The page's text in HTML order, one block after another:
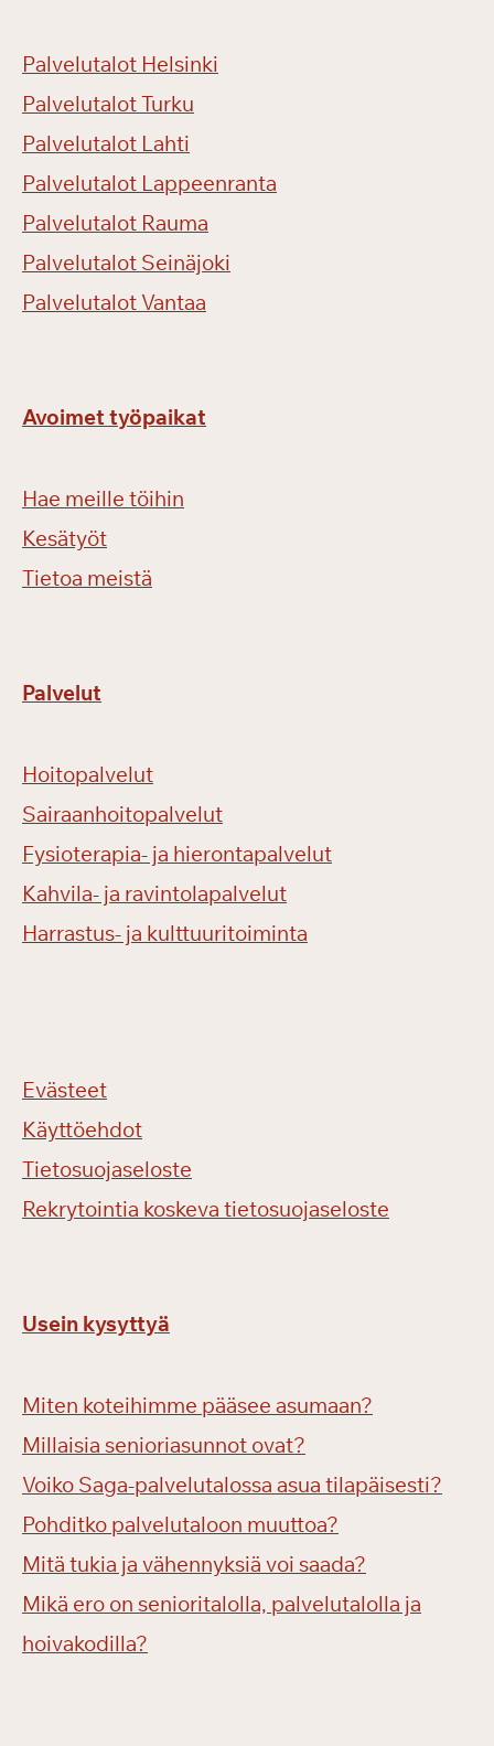
Palvelutalot Helsinki
Palvelutalot Turku
Palvelutalot Lahti
Palvelutalot Lappeenranta
Palvelutalot Rauma
Palvelutalot Seinäjoki
Palvelutalot Vantaa
Avoimet työpaikat
Hae meille töihin
Kesätyöt
Tietoa meistä
Palvelut
Hoitopalvelut
Sairaanhoitopalvelut
Fysioterapia- ja hierontapalvelut
Kahvila- ja ravintolapalvelut
Harrastus- ja kulttuuritoiminta
Evästeet
Käyttöehdot
Tietosuojaseloste
Rekrytointia koskeva tietosuojaseloste
Usein kysyttyä
Miten koteihimme pääsee asumaan?
Millaisia senioriasunnot ovat?
Voiko Saga-palvelutalossa asua tilapäisesti?
Pohditko palvelutaloon muuttoa?
Mitä tukia ja vähennyksiä voi saada?
Mikä ero on senioritalolla, palvelutalolla ja
hoivakodilla?